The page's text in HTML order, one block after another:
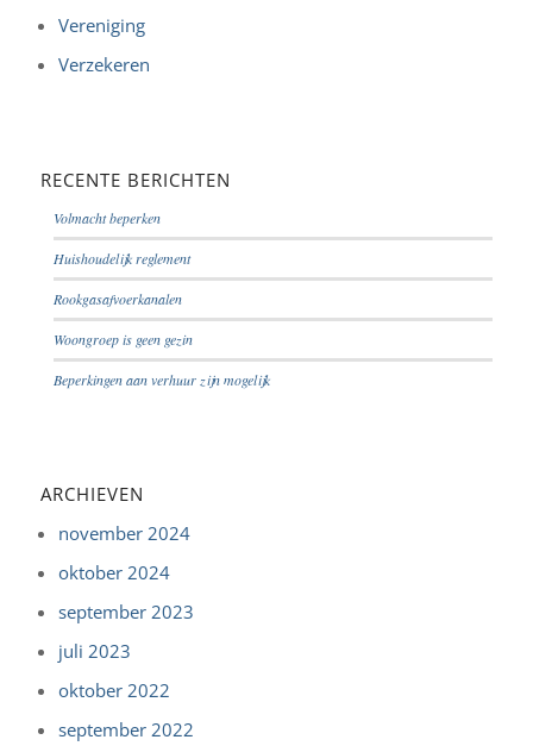
Vereniging
Verzekeren
RECENTE BERICHTEN
Volmacht beperken
Huishoudelijk reglement
Rookgasafvoerkanalen
Woongroep is geen gezin
Beperkingen aan verhuur zijn mogelijk
ARCHIEVEN
november 2024
oktober 2024
september 2023
juli 2023
oktober 2022
september 2022